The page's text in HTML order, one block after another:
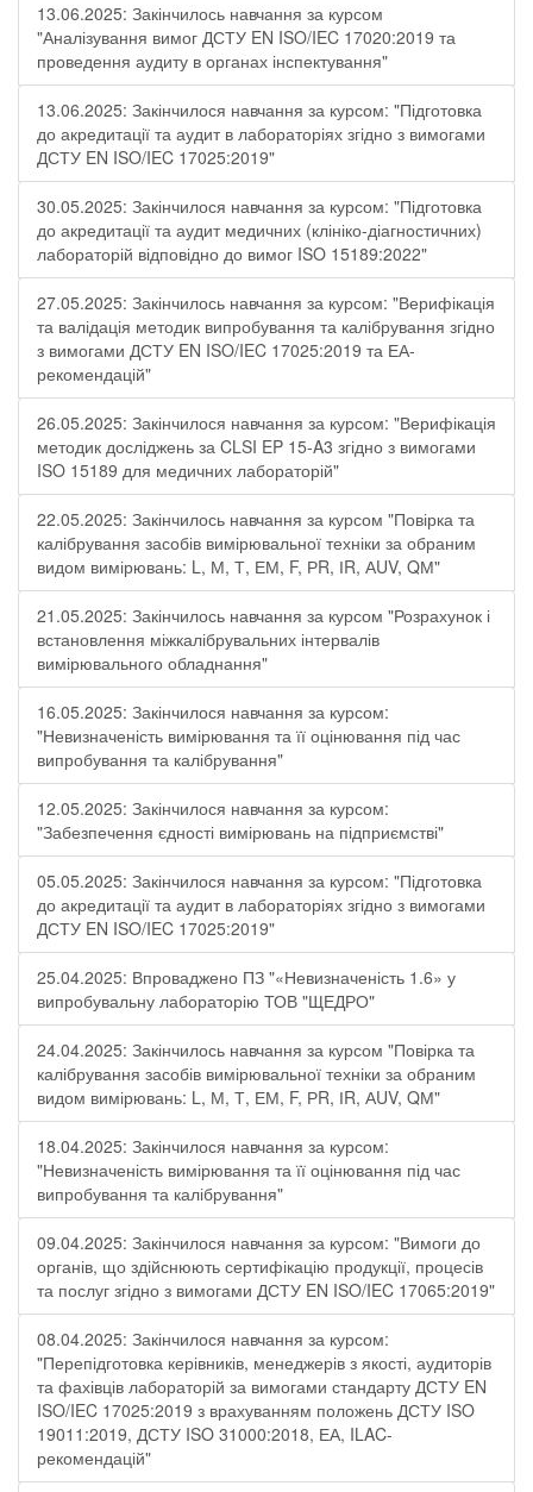
13.06.2025: Закінчилось навчання за курсом
"Аналізування вимог ДСТУ EN ISO/IEC 17020:2019 та
проведення аудиту в органах інспектування"
13.06.2025: Закінчилося навчання за курсом: "Підготовка
до акредитації та аудит в лабораторіях згідно з вимогами
ДСТУ EN ISO/IEC 17025:2019"
30.05.2025: Закінчилося навчання за курсом: "Підготовка
до акредитації та аудит медичних (клініко-діагностичних)
лабораторій відповідно до вимог ISO 15189:2022"
27.05.2025: Закінчилось навчання за курсом: "Верифікація
та валідація методик випробування та калібрування згідно
з вимогами ДСТУ EN ISO/IEC 17025:2019 та ЕА-
рекомендацій"
26.05.2025: Закінчилося навчання за курсом: "Верифікація
методик досліджень за CLSI EP 15-A3 згідно з вимогами
ISO 15189 для медичних лабораторій"
22.05.2025: Закінчилось навчання за курсом "Повірка та
калібрування засобів вимірювальної техніки за обраним
видом вимірювань: L, М, Т, ЕМ, F, РR, ІR, АUV, QМ"
21.05.2025: Закінчилось навчання за курсом "Розрахунок і
встановлення міжкалібрувальних інтервалів
вимірювального обладнання"
16.05.2025: Закінчилося навчання за курсом:
"Невизначеність вимірювання та її оцінювання під час
випробування та калібрування"
12.05.2025: Закінчилося навчання за курсом:
"Забезпечення єдності вимірювань на підприємстві"
05.05.2025: Закінчилося навчання за курсом: "Підготовка
до акредитації та аудит в лабораторіях згідно з вимогами
ДСТУ EN ISO/IEC 17025:2019"
25.04.2025: Впроваджено ПЗ "«Невизначеність 1.6» у
випробувальну лабораторію ТОВ "ЩЕДРО"
24.04.2025: Закінчилось навчання за курсом "Повірка та
калібрування засобів вимірювальної техніки за обраним
видом вимірювань: L, М, Т, ЕМ, F, РR, ІR, АUV, QМ"
18.04.2025: Закінчилося навчання за курсом:
"Невизначеність вимірювання та її оцінювання під час
випробування та калібрування"
09.04.2025: Закінчилося навчання за курсом: "Вимоги до
органів, що здійснюють сертифікацію продукції, процесів
та послуг згідно з вимогами ДСТУ EN ISO/IEC 17065:2019"
08.04.2025: Закінчилося навчання за курсом:
"Перепідготовка керівників, менеджерів з якості, аудиторів
та фахівців лабораторій за вимогами стандарту ДСТУ EN
ISO/IEC 17025:2019 з врахуванням положень ДСТУ ISO
19011:2019, ДСТУ ISO 31000:2018, ЕА, ILAC-
рекомендацій"